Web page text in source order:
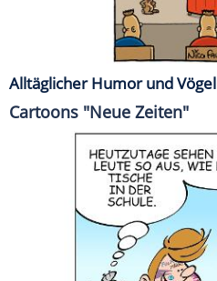
Alltäglicher Humor und Vögel
Cartoons "Neue Zeiten"